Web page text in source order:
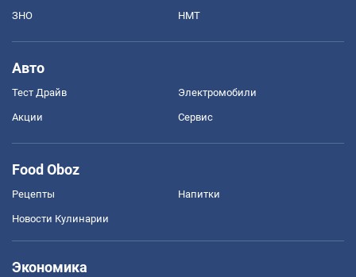
ЗНО НМТ
Авто
Тест Драйв Электромобили
Акции Сервис
Food Oboz
Рецепты Напитки
Новости Кулинарии
Экономика